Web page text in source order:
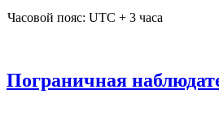
Часовой пояс: UTC + 3 часа
Пограничная